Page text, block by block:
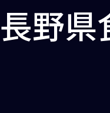
長野県